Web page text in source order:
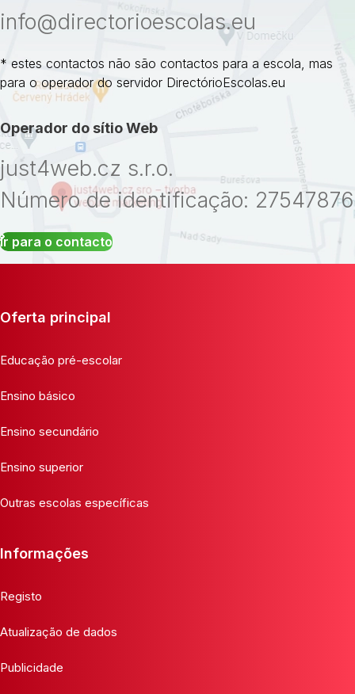
info@directorioescolas.eu
* estes contactos não são contactos para a escola, mas
para o operador do servidor DirectórioEscolas.eu
Operador do sítio Web
just4web.cz s.r.o.
Número de identificação: 27547876
Ir para o contacto
Oferta principal
Educação pré-escolar
Ensino básico
Ensino secundário
Ensino superior
Outras escolas específicas
Informações
Registo
Atualização de dados
Publicidade